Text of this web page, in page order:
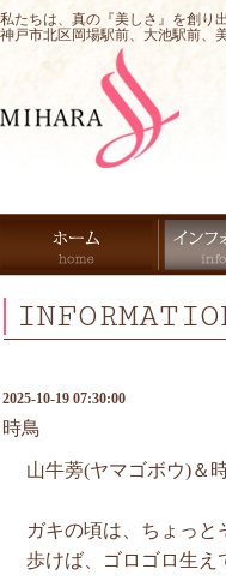
私たちは、真の『美しさ』を創り
神戸市北区岡場駅前、大池駅前、
2025-10-19 07:30:00
時鳥
山牛蒡(ヤマゴボウ)＆
ガキの頃は、ちょっと
歩けば、ゴロゴロ生え